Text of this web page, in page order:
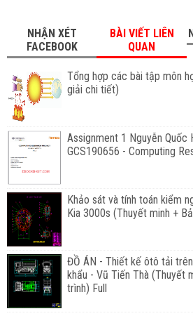
NHẬN XÉT
FACEBOOK
BÀI VIẾT LIÊN
QUAN
Tổng hợp các bài tập môn
giải chi tiết)
Assignment 1 Nguyễn Quốc
GCS190656 - Computing
Khảo sát và tính toán kiểm
Kia 3000s (Thuyết minh +
ĐỒ ÁN - Thiết kế ôtô tải
khẩu - Vũ Tiến Thà (Thuyết
trình) Full